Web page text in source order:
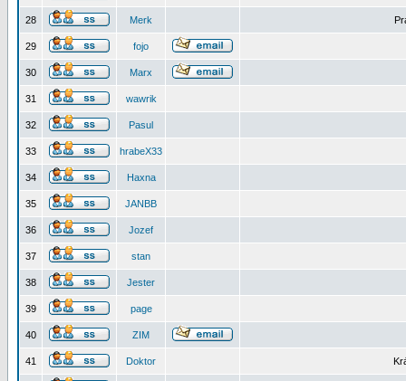
28 Merk
29 fojo
30 Marx
31 wawrik
32 Pasul
33 hrabeX33
34 Haxna
35 JANBB
36 Jozef
37 stan
38 Jester
39 page
40 ZIM
41 Doktor